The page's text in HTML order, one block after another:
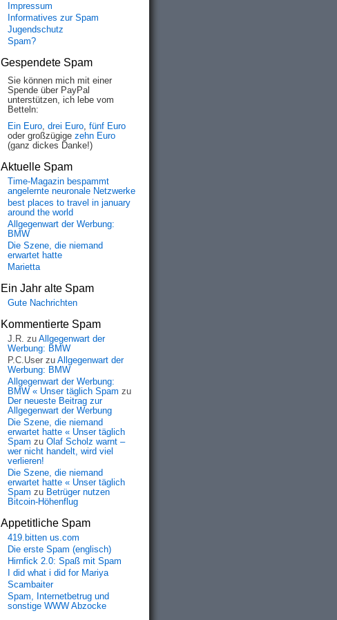
Impressum
Informatives zur Spam
Jugendschutz
Spam?
Gespendete Spam
Sie können mich mit einer
Spende über PayPal
unterstützen, ich lebe vom
Betteln:
Ein Euro, drei Euro, fünf Euro
oder großzügige zehn Euro
(ganz dickes Danke!)
Aktuelle Spam
Time-Magazin bespammt
angelernte neuronale Netzwerke
best places to travel in january
around the world
Allgegenwart der Werbung:
BMW
Die Szene, die niemand
erwartet hatte
Marietta
Ein Jahr alte Spam
Gute Nachrichten
Kommentierte Spam
J.R. zu Allgegenwart der
Werbung: BMW
P.C.User zu Allgegenwart der
Werbung: BMW
Allgegenwart der Werbung:
BMW « Unser täglich Spam zu
Der neueste Beitrag zur
Allgegenwart der Werbung
Die Szene, die niemand
erwartet hatte « Unser täglich
Spam zu Olaf Scholz warnt –
wer nicht handelt, wird viel
verlieren!
Die Szene, die niemand
erwartet hatte « Unser täglich
Spam zu Betrüger nutzen
Bitcoin-Höhenflug
Appetitliche Spam
419.bitten us.com
Die erste Spam (englisch)
Hirnfick 2.0: Spaß mit Spam
I did what i did for Mariya
Scambaiter
Spam, Internetbetrug und
sonstige WWW Abzocke